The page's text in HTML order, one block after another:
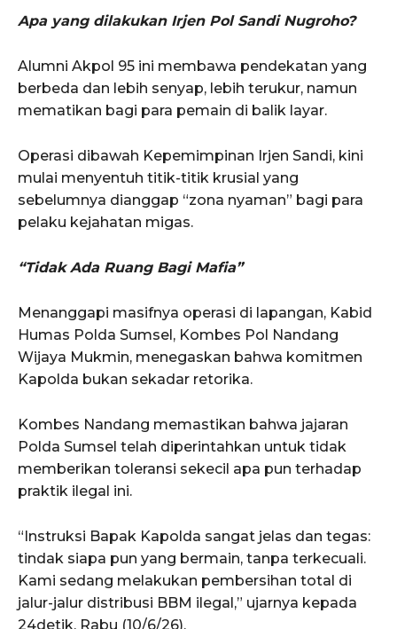
Apa yang dilakukan Irjen Pol Sandi Nugroho?
Alumni Akpol 95 ini membawa pendekatan yang
berbeda dan lebih senyap, lebih terukur, namun
mematikan bagi para pemain di balik layar.
Operasi dibawah Kepemimpinan Irjen Sandi, kini
mulai menyentuh titik-titik krusial yang
sebelumnya dianggap “zona nyaman” bagi para
pelaku kejahatan migas.
“Tidak Ada Ruang Bagi Mafia”
Menanggapi masifnya operasi di lapangan, Kabid
Humas Polda Sumsel, Kombes Pol Nandang
Wijaya Mukmin, menegaskan bahwa komitmen
Kapolda bukan sekadar retorika.
Kombes Nandang memastikan bahwa jajaran
Polda Sumsel telah diperintahkan untuk tidak
memberikan toleransi sekecil apa pun terhadap
praktik ilegal ini.
“Instruksi Bapak Kapolda sangat jelas dan tegas:
tindak siapa pun yang bermain, tanpa terkecuali.
Kami sedang melakukan pembersihan total di
jalur-jalur distribusi BBM ilegal,” ujarnya kepada
24detik, Rabu (10/6/26).